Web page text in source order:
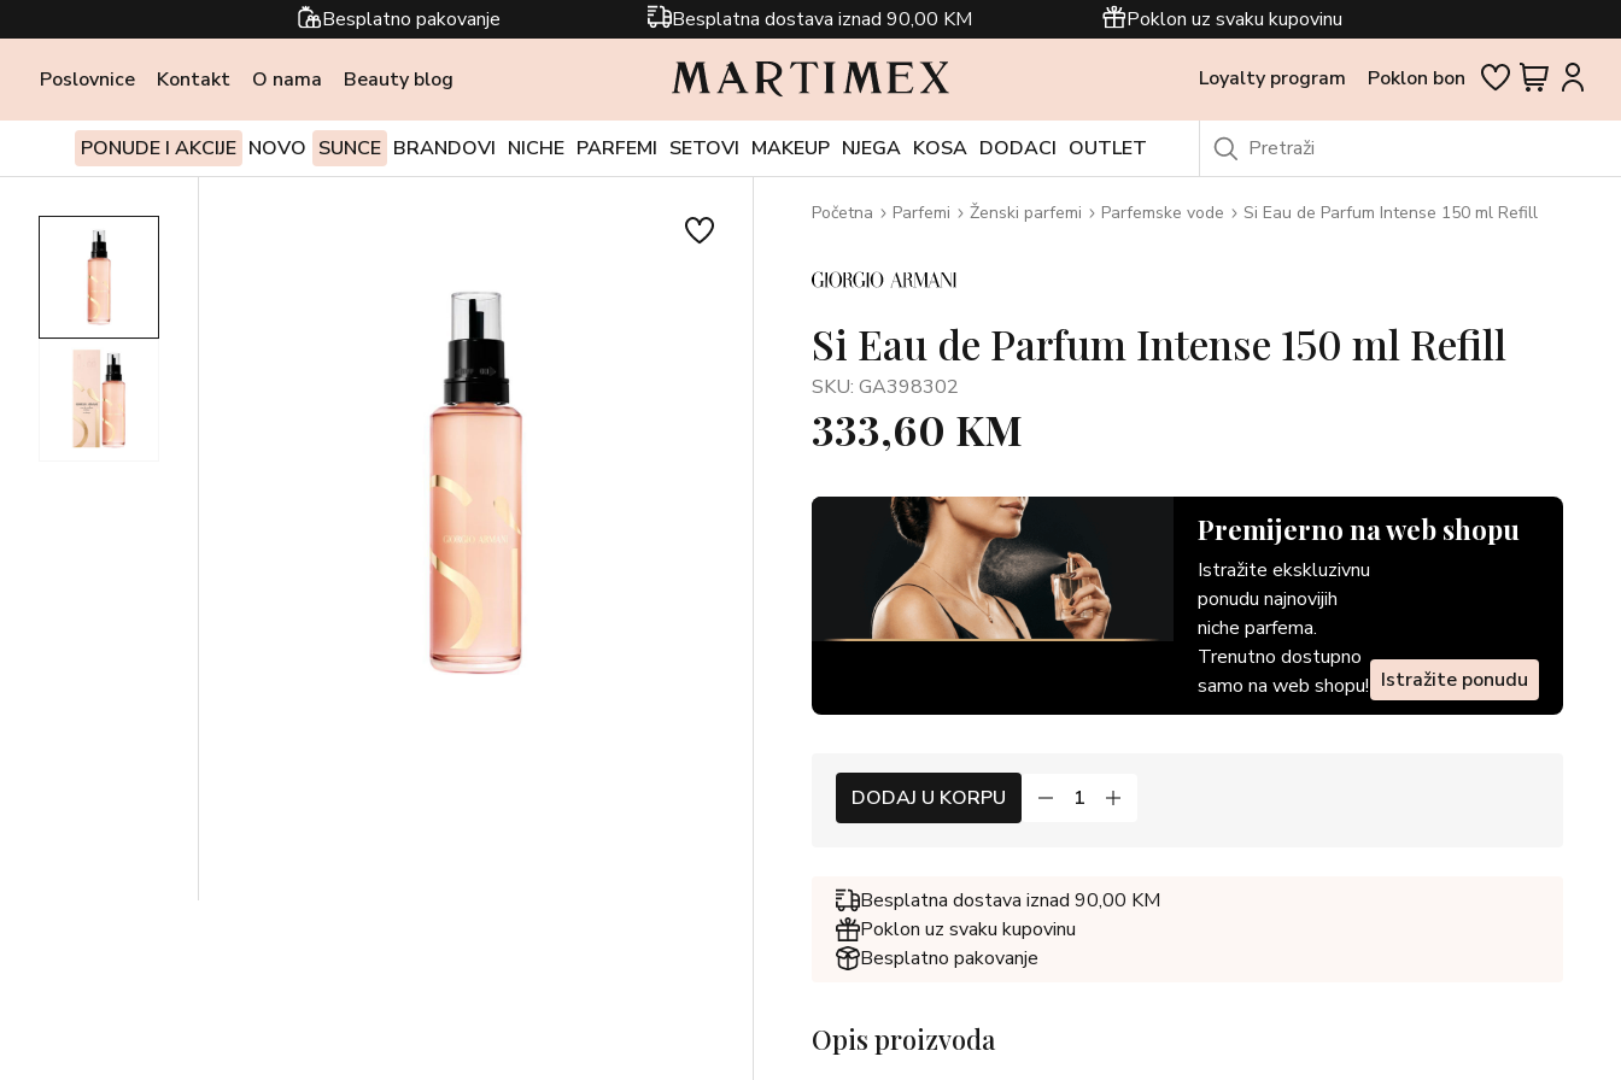
Besplatno pakovanje Besplatna dostava iznad 90,00 KM Poklon uz svaku kupovinu
Poslovnice Kontakt O nama Beauty blog Loyalty program Poklon bon
PONUDE I AKCIJE NOVO SUNCE BRANDOVI NICHE PARFEMI SETOVI MAKEUP NJEGA KOSA DODACI OUTLET
Početna Parfemi Ženski parfemi Parfemske vode Si Eau de Parfum Intense 150 ml Refill
Si Eau de Parfum Intense 150 ml Refill
SKU: GA398302
333,60 KM
Premijerno na web shopu
Istražite ekskluzivnu
ponudu najnovijih
niche parfema.
Trenutno dostupno
samo na web shopu! Istražite ponudu
DODAJ U KORPU
Besplatna dostava iznad 90,00 KM
Poklon uz svaku kupovinu
Besplatno pakovanje
Opis proizvoda